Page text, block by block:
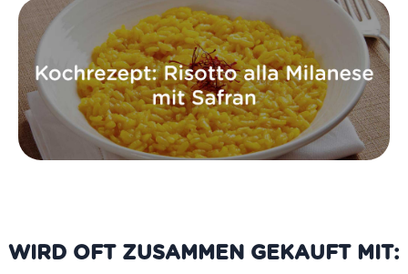
WIRD OFT ZUSAMMEN GEKAUFT MIT: